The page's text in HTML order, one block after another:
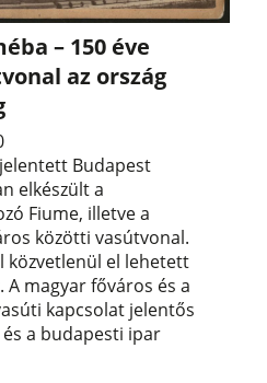
– 150 éve
az ország
Budapest
elkészült a
Fiume, illetve a
közötti vasútvonal.
közvetlenül el lehetett
magyar főváros és a
kapcsolat jelentős
a budapesti ipar